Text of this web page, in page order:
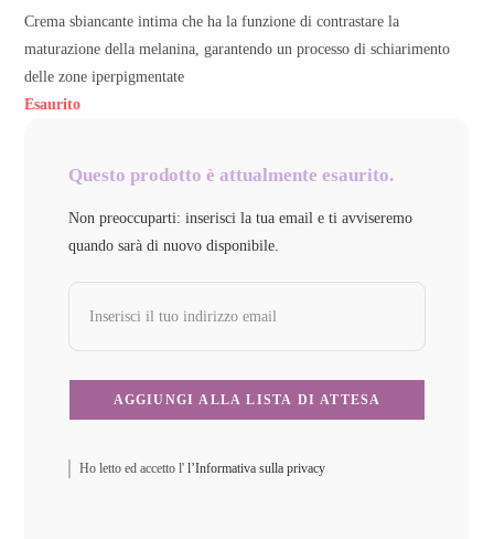
Crema sbiancante intima che ha la funzione di contrastare la
maturazione della melanina, garantendo un processo di schiarimento
delle zone iperpigmentate
Esaurito
Questo prodotto è attualmente esaurito.
Non preoccuparti: inserisci la tua email e ti avviseremo
quando sarà di nuovo disponibile.
Ho letto ed accetto l' l’Informativa sulla privacy